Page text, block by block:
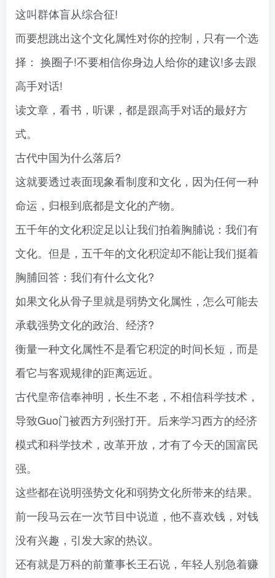
这叫群体盲从综合征!
而要想跳出这个文化属性对你的控制，只有一个选
择： 换圈子!不要相信你身边人给你的建议!多去跟
高手对话!
读文章，看书，听课，都是跟高手对话的最好方
式。
古代中国为什么落后?
这就要透过表面现象看制度和文化，因为任何一种
命运，归根到底都是文化的产物。
五千年的文化积淀足以让我们拍着胸脯说：我们有
文化。但是，五千年的文化积淀却不能让我们挺着
胸脯回答：我们有什么文化?
如果文化从骨子里就是弱势文化属性，怎么可能去
承载强势文化的政治、经济?
衡量一种文化属性不是看它积淀的时间长短，而是
看它与客观规律的距离远近。
古代皇帝信奉神明，长生不老，不相信科学技术，
导致Guo门被西方列强打开。后来学习西方的经济
模式和科学技术，改革开放，才有了今天的国富民
强。
这些都在说明强势文化和弱势文化所带来的结果。
前一段马云在一次节目中说道，他不喜欢钱，对钱
没有兴趣，引发大家的热议。
还有就是万科的前董事长王石说，年轻人别急着赚